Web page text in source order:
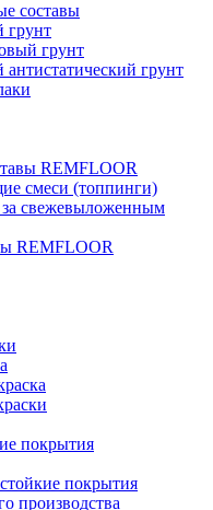
составы
грунт
грунт
грунт
REMFLOOR
смеси (топпинги)
свежевыложенным
REMFLOOR
покрытия
покрытия
производства